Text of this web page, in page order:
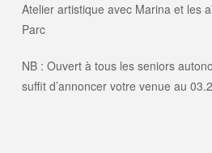
Atelier artistique avec Marina et les
Parc
NB : Ouvert à tous les seniors
suffit d’annoncer votre venue au